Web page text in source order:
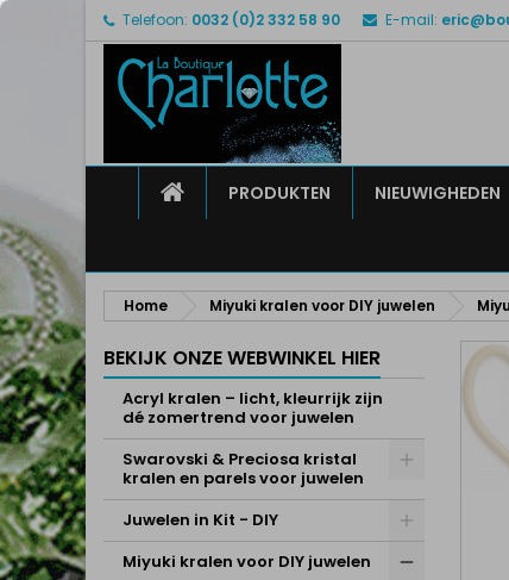
Telefoon: 0032 (0)2 332 58 90 E-mail:
HOMEPRODUKTEN NIEUWIGHEDEN
Home Miyuki kralen voor DIY juwelen
BEKIJK ONZE WEBWINKEL HIER
Acryl kralen – licht, kleurrijk zijn
dé zomertrend voor juwelen
Swarovski & Preciosa kristal
kralen en parels voor juwelen
Juwelen in Kit - DIY
Miyuki kralen voor DIY juwelen